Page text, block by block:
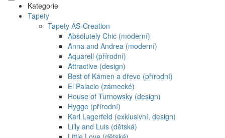
Kategorie
Tapety
Tapety AS-Creation
Absolutely Chic (moderní)
Anna and Andrea (moderní)
Aquarell (přírodní)
Attractive (design)
Best of Kámen a dřevo (přírodní)
El Palacio (zámecké)
House of Turnowsky (design)
Hygge (přírodní)
Karl Lagerfeld (exklusivní, design)
Lilly and Luis (dětská)